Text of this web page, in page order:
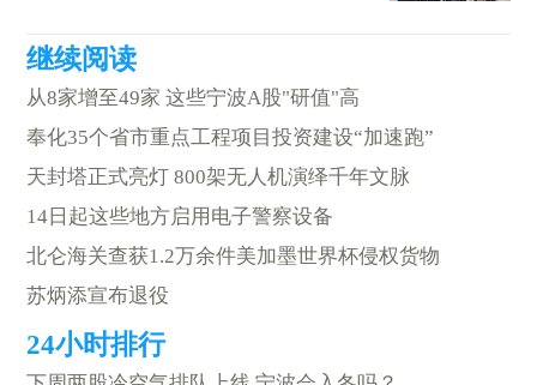
从8家增至49家 这些宁波A股"研值"高
奉化35个省市重点工程项目投资建设“加速跑”
天封塔正式亮灯 800架无人机演绎千年文脉
14日起这些地方启用电子警察设备
北仑海关查获1.2万余件美加墨世界杯侵权货物
苏炳添宣布退役